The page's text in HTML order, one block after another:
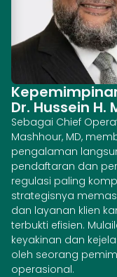
Dr. Hussein H.
Sebagai Chief
Mashhour, MD,
pengalaman
pendaftaran dan
regulasi paling
strategisnya
dan layanan klien
terbukti efisien.
keyakinan dan
oleh seorang
operasional.